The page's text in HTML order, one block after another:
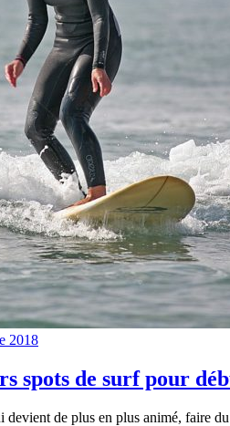
2018
spots de surf pour
devient de plus en plus animé, faire